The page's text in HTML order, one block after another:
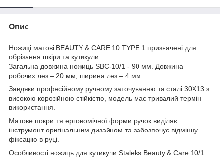
Опис
Ножиці матові BEAUTY & CARE 10 TYPE 1 призначені для
обрізання шкіри та кутикули.
Загальна довжина ножиць SBC-10/1 - 90 мм. Довжина
робочих лез – 20 мм, ширина лез – 4 мм.
Завдяки професійному ручному заточуванню та сталі 30Х13 з
високою корозійною стійкістю, модель має тривалий термін
використання.
Матове покриття ергономічної форми ручок виділяє
інструмент оригінальним дизайном та забезпечує відмінну
фіксацію в руці.
Особливості ножиць для кутикули Staleks Beauty & Care 10/1: